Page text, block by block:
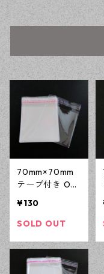
ス ハンドメイド資材 【
房】
70mm×70mm
テープ付き OP
ラッピング 梱
包資材 アクセ
n工房】
¥130
SOLD OUT